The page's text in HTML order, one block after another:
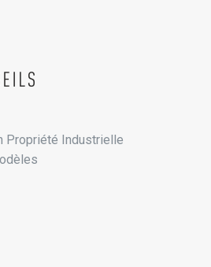
Propriété Industrielle